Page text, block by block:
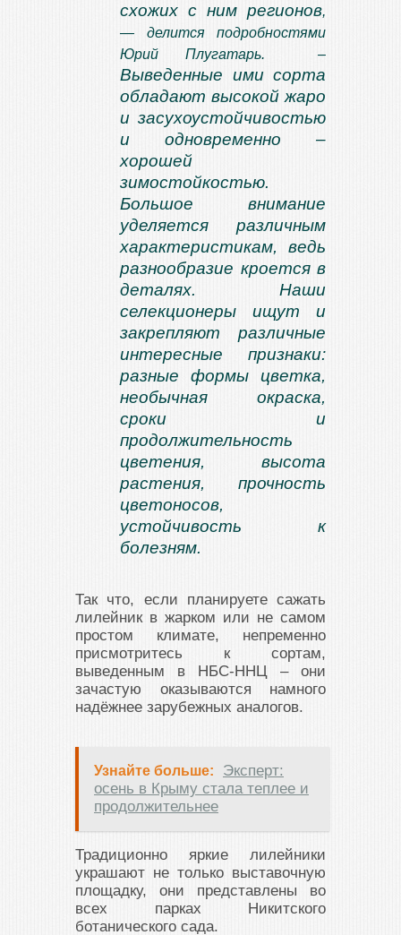
схожих с ним регионов,
— делится подробностями
Юрий Плугатарь. –
Выведенные ими сорта
обладают высокой жаро
и засухоустойчивостью
и одновременно –
хорошей
зимостойкостью.
Большое внимание
уделяется различным
характеристикам, ведь
разнообразие кроется в
деталях. Наши
селекционеры ищут и
закрепляют различные
интересные признаки:
разные формы цветка,
необычная окраска,
сроки и
продолжительность
цветения, высота
растения, прочность
цветоносов,
устойчивость к
болезням.
Так что, если планируете сажать
лилейник в жарком или не самом
простом климате, непременно
присмотритесь к сортам,
выведенным в НБС-ННЦ – они
зачастую оказываются намного
надёжнее зарубежных аналогов.
Узнайте больше:
Эксперт:
осень в Крыму стала теплее и
продолжительнее
Традиционно яркие лилейники
украшают не только выставочную
площадку, они представлены во
всех парках Никитского
ботанического сада.